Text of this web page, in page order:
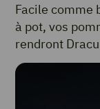
Facile comme
à pot, vos
rendront